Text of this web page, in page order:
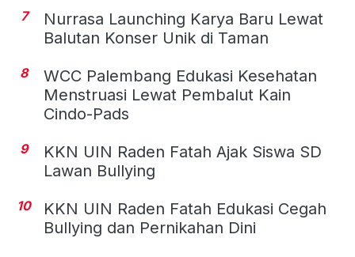
7
Nurrasa Launching Karya Baru Lewat
Balutan Konser Unik di Taman
8
WCC Palembang Edukasi Kesehatan
Menstruasi Lewat Pembalut Kain
Cindo-Pads
9
KKN UIN Raden Fatah Ajak Siswa SD
Lawan Bullying
10
KKN UIN Raden Fatah Edukasi Cegah
Bullying dan Pernikahan Dini